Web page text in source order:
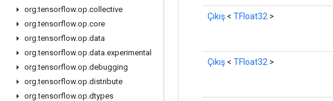
org.tensorflow.op.collective
org.tensorflow.op.core
org.tensorflow.op.data
org.tensorflow.op.data.experimental
org.tensorflow.op.debugging
org.tensorflow.op.distribute
org.tensorflow.op.dtypes
Çıkış < TFloat32 >
Çıkış < TFloat32 >